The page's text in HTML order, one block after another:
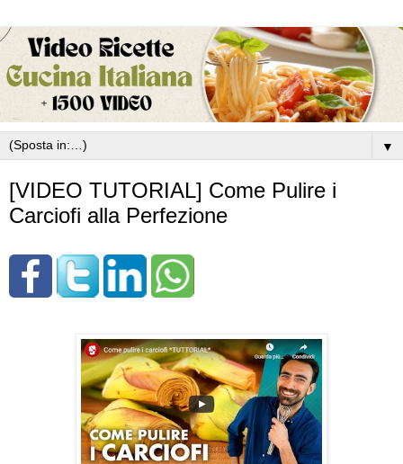
▼
[VIDEO TUTORIAL] Come Pulire i
Carciofi alla Perfezione